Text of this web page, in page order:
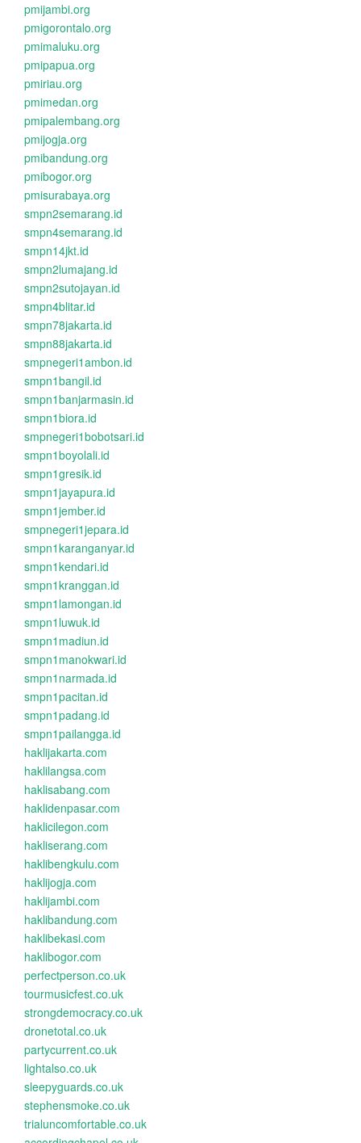
pmijambi.org
pmigorontalo.org
pmimaluku.org
pmipapua.org
pmiriau.org
pmimedan.org
pmipalembang.org
pmijogja.org
pmibandung.org
pmibogor.org
pmisurabaya.org
smpn2semarang.id
smpn4semarang.id
smpn14jkt.id
smpn2lumajang.id
smpn2sutojayan.id
smpn4blitar.id
smpn78jakarta.id
smpn88jakarta.id
smpnegeri1ambon.id
smpn1bangil.id
smpn1banjarmasin.id
smpn1biora.id
smpnegeri1bobotsari.id
smpn1boyolali.id
smpn1gresik.id
smpn1jayapura.id
smpn1jember.id
smpnegeri1jepara.id
smpn1karanganyar.id
smpn1kendari.id
smpn1kranggan.id
smpn1lamongan.id
smpn1luwuk.id
smpn1madiun.id
smpn1manokwari.id
smpn1narmada.id
smpn1pacitan.id
smpn1padang.id
smpn1pailangga.id
haklijakarta.com
haklilangsa.com
haklisabang.com
haklidenpasar.com
haklicilegon.com
hakliserang.com
haklibengkulu.com
haklijogja.com
haklijambi.com
haklibandung.com
haklibekasi.com
haklibogor.com
perfectperson.co.uk
tourmusicfest.co.uk
strongdemocracy.co.uk
dronetotal.co.uk
partycurrent.co.uk
lightalso.co.uk
sleepyguards.co.uk
stephensmoke.co.uk
trialuncomfortable.co.uk